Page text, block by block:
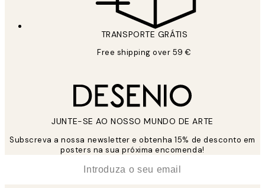
TRANSPORTE GRÁTIS
Free shipping over 59 €
JUNTE-SE AO NOSSO MUNDO DE ARTE
Subscreva a nossa newsletter e obtenha 15% de desconto em
posters na sua próxima encomenda!